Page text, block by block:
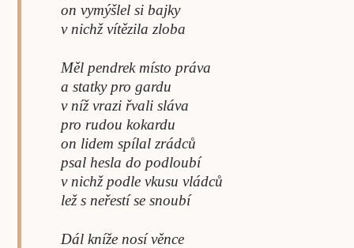
on vymýšlel si bajky
v nichž vítězila zloba
Měl pendrek místo práva
a statky pro gardu
v níž vrazi řvali sláva
pro rudou kokardu
on lidem spílal zrádců
psal hesla do podloubí
v nichž podle vkusu vládců
lež s neřestí se snoubí
Dál kníže nosí věnce